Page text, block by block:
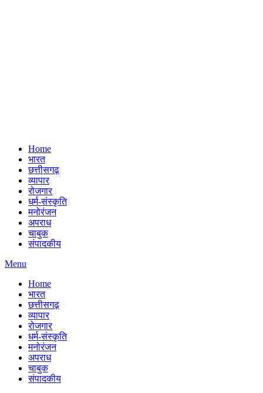
Home
भारत
छत्तीसगढ़
व्यापार
रोजगार
धर्म-संस्कृति
मनोरंजन
अपराध
चाबुक
संपादकीय
Menu
Home
भारत
छत्तीसगढ़
व्यापार
रोजगार
धर्म-संस्कृति
मनोरंजन
अपराध
चाबुक
संपादकीय